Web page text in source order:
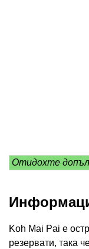
Отидохте
Koh Mai Pai е
резервати, така